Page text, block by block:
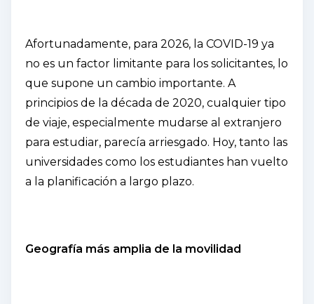
Afortunadamente, para 2026, la COVID-19 ya
no es un factor limitante para los solicitantes, lo
que supone un cambio importante. A
principios de la década de 2020, cualquier tipo
de viaje, especialmente mudarse al extranjero
para estudiar, parecía arriesgado. Hoy, tanto las
universidades como los estudiantes han vuelto
a la planificación a largo plazo.
Geografía más amplia de la movilidad